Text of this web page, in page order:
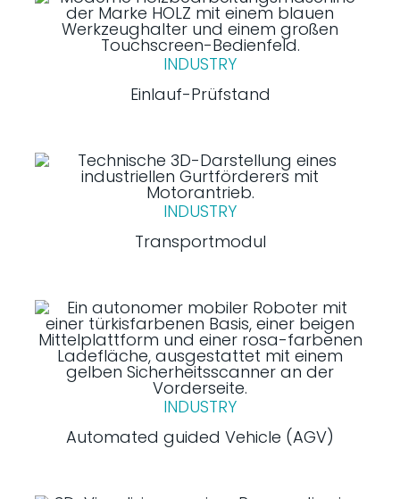
INDUSTRY
Einlauf-Prüfstand
INDUSTRY
Transportmodul
INDUSTRY
Automated guided Vehicle (AGV)